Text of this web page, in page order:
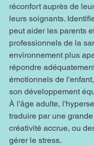
réconfort auprès de
leurs soignants.
peut aider les parents
professionnels de la
environnement plus
répondre
émotionnels de
son développement
À l'âge adulte,
traduire par une
créativité accrue, ou
gérer le stress.